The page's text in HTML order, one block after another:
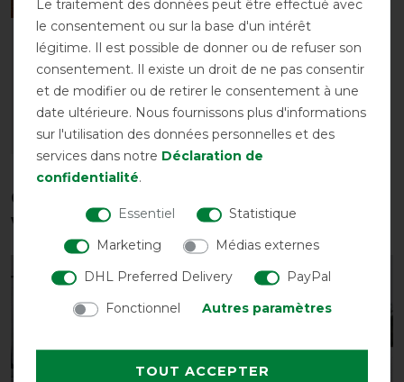
Track - noir
avant 35,85 €
LISTE DE SOUHAITS
Ces produits pourraient également
vous intéresser
-13%
Le traitement des données peut être effectué avec
le consentement ou sur la base d'un intérêt
légitime. Il est possible de donner ou de refuser son
consentement. Il existe un droit de ne pas consentir
et de modifier ou de retirer le consentement à une
date ultérieure. Nous fournissons plus d'informations
sur l'utilisation des données personnelles et des
services dans notre Déclaration de
confidentialité.
Essentiel
Statistique
Marketing
Médias externes
DHL Preferred Delivery
PayPal
Fonctionnel
Autres paramètres
TOUT ACCEPTER